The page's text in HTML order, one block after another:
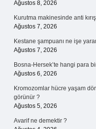
Ağustos 8, 2026
Kurutma makinesinde anti
Ağustos 7, 2026
Kestane şampuanı ne işe
Ağustos 7, 2026
Bosna-Hersek’te hangi para
Ağustos 6, 2026
Kromozomlar hücre yaşam
görünür ?
Ağustos 5, 2026
Avarif ne demektir ?